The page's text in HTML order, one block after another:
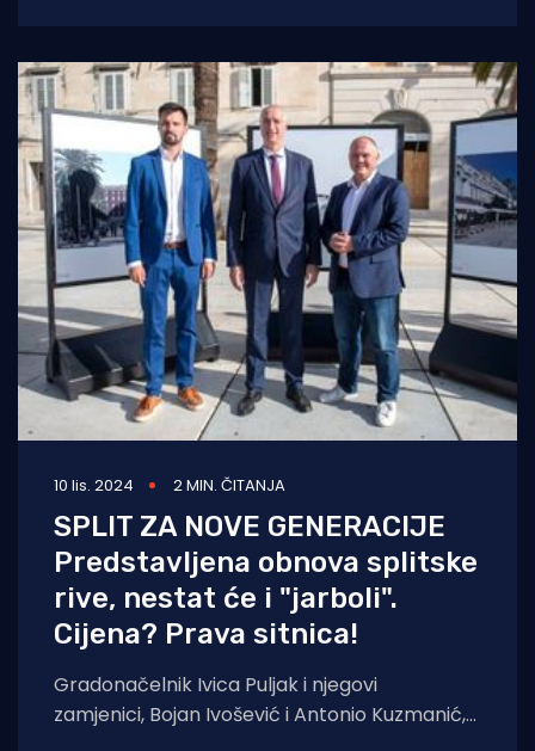
10 lis. 2024 2 MIN. ČITANJA
SPLIT ZA NOVE GENERACIJE
Predstavljena obnova splitske
rive, nestat će i "jarboli".
Cijena? Prava sitnica!
Gradonačelnik Ivica Puljak i njegovi
zamjenici, Bojan Ivošević i Antonio Kuzmanić,